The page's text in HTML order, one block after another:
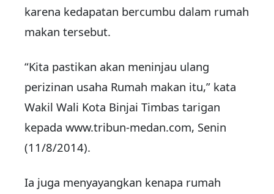
karena kedapatan bercumbu dalam rumah
makan tersebut.
“Kita pastikan akan meninjau ulang
perizinan usaha Rumah makan itu,” kata
Wakil Wali Kota Binjai Timbas tarigan
kepada www.tribun-medan.com, Senin
(11/8/2014).
Ia juga menyayangkan kenapa rumah